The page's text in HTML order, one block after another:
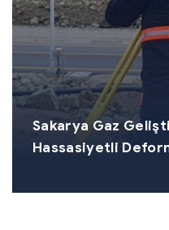
Sakarya Gaz
Hassasiyetli